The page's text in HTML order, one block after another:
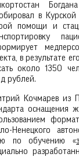
в
помощи и
в результате
около 1350
рублей.
Кочмарев из
оснащения
Ненецкого
по обучению «